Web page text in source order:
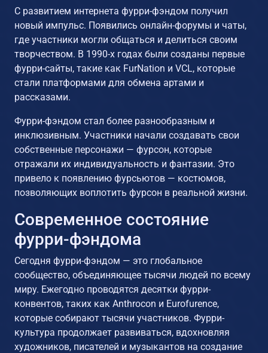
С развитием интернета фурри-фэндом получил
новый импульс. Появились онлайн-форумы и чаты,
где участники могли общаться и делиться своим
творчеством. В 1990-х годах были созданы первые
фурри-сайты, такие как FurNation и VCL, которые
стали платформами для обмена артами и
рассказами.
Фурри-фэндом стал более разнообразным и
инклюзивным. Участники начали создавать свои
собственные персонажи — фурсон, которые
отражали их индивидуальность и фантазии. Это
привело к появлению фурсьютов — костюмов,
позволяющих воплотить фурсон в реальной жизни.
Современное состояние
фурри-фэндома
Сегодня фурри-фэндом — это глобальное
сообщество, объединяющее тысячи людей по всему
миру. Ежегодно проводятся десятки фурри-
конвентов, таких как Anthrocon и Eurofurence,
которые собирают тысячи участников. Фурри-
культура продолжает развиваться, вдохновляя
художников, писателей и музыкантов на создание